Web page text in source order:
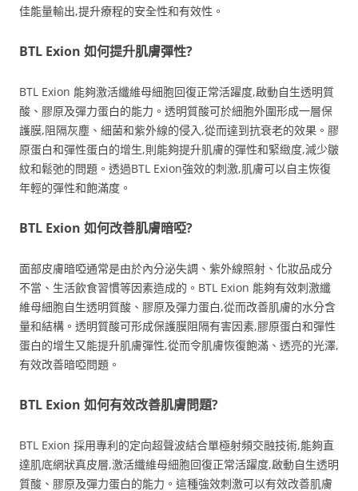
佳能量輸出,提升療程的安全性和有效性。
BTL Exion 如何提升肌膚彈性?
BTL Exion 能夠激活纖維母細胞回復正常活躍度,啟動自生透明質
酸、膠原及彈力蛋白的能力。透明質酸可於細胞外圍形成一層保
護膜,阻隔灰塵、細菌和紫外線的侵入,從而達到抗衰老的效果。膠
原蛋白和彈性蛋白的增生,則能夠提升肌膚的彈性和緊緻度,減少皺
紋和鬆弛的問題。透過BTL Exion強效的刺激,肌膚可以自主恢復
年輕的彈性和飽滿度。
BTL Exion 如何改善肌膚暗啞?
面部皮膚暗啞通常是由於內分泌失調、紫外線照射、化妝品成分
不當、生活飲食習慣等因素造成的。BTL Exion 能夠有效刺激纖
維母細胞自生透明質酸、膠原及彈力蛋白,從而改善肌膚的水分含
量和結構。透明質酸可形成保護膜阻隔有害因素,膠原蛋白和彈性
蛋白的增生又能提升肌膚彈性,從而令肌膚恢復飽滿、透亮的光澤,
有效改善暗啞問題。
BTL Exion 如何有效改善肌膚問題?
BTL Exion 採用專利的定向超聲波結合單極射頻交融技術,能夠直
達肌底網狀真皮層,激活纖維母細胞回復正常活躍度,啟動自生透明
質酸、膠原及彈力蛋白的能力。這種強效刺激可以有效改善肌膚